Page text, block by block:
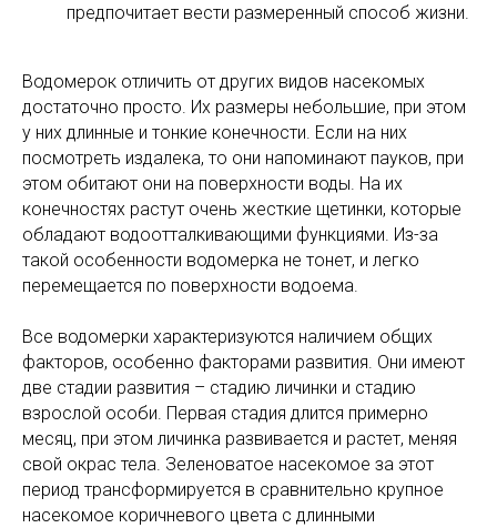
предпочитает вести размеренный способ жизни.
Водомерок отличить от других видов насекомых
достаточно просто. Их размеры небольшие, при этом
у них длинные и тонкие конечности. Если на них
посмотреть издалека, то они напоминают пауков, при
этом обитают они на поверхности воды. На их
конечностях растут очень жесткие щетинки, которые
обладают водоотталкивающими функциями. Из-за
такой особенности водомерка не тонет, и легко
перемещается по поверхности водоема.
Все водомерки характеризуются наличием общих
факторов, особенно факторами развития. Они имеют
две стадии развития – стадию личинки и стадию
взрослой особи. Первая стадия длится примерно
месяц, при этом личинка развивается и растет, меняя
свой окрас тела. Зеленоватое насекомое за этот
период трансформируется в сравнительно крупное
насекомое коричневого цвета с длинными